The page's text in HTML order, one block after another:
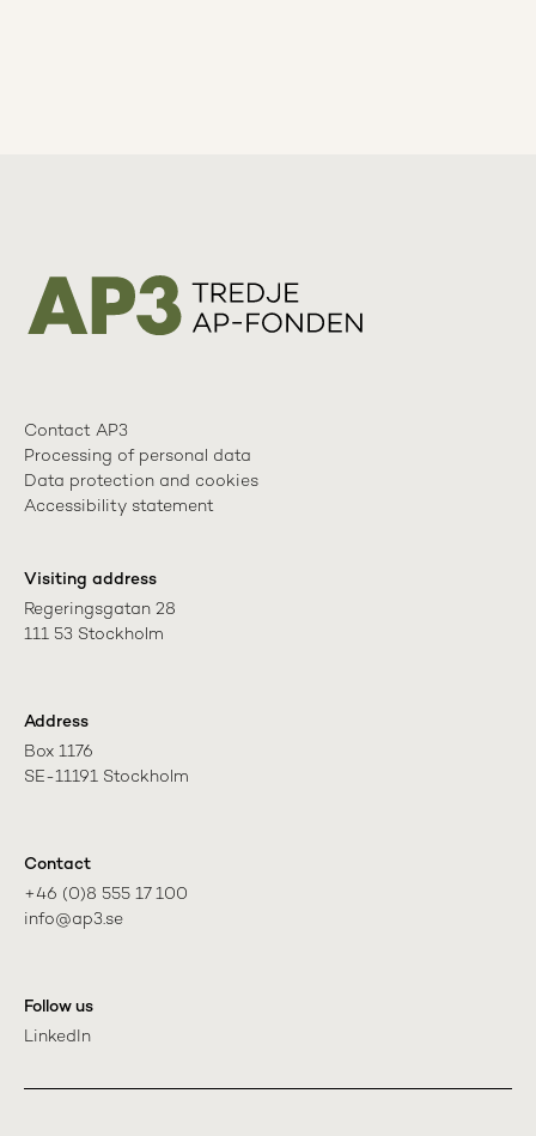
Contact AP3
Processing of personal data
Data protection and cookies
Accessibility statement
Visiting address
Regeringsgatan 28
111 53 Stockholm
Address
Box 1176
SE-11191 Stockholm
Contact
+46 (0)8 555 17 100
info@ap3.se
Follow us
LinkedIn